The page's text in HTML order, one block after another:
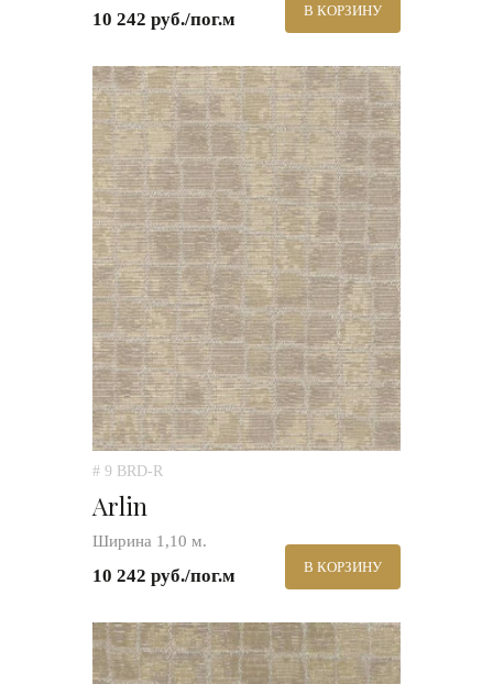
10 242 руб./пог.м В КОРЗИНУ
# 9 BRD-R
Arlin
Ширина 1,10 м.
10 242 руб./пог.м В КОРЗИНУ